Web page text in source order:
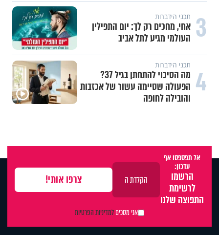
3 תכני הידברות
אחי, מחכים רק לך: יום התפילין
העולמי מגיע לתל אביב
4 תכני הידברות
מה הסיכוי להתחתן בגיל 37?
הפעולה שסיימה עשור של אכזבות
והובילה לחופה
אל תפספסו אף
עדכון:
הרשמו
לרשימת
התפוצה שלנו
אני מסכיםלמדיניות הפרטיות